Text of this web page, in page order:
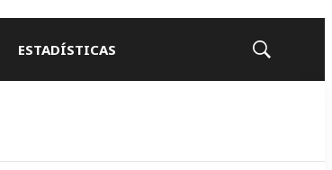
ESTADÍSTICAS
Mostrar